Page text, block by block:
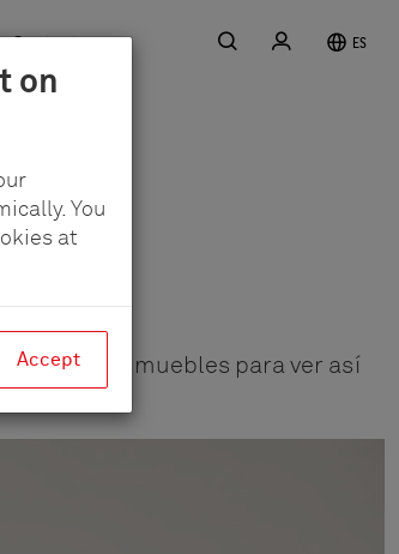
on
You
at
Accept
Contacto Buscar Acceder
ES
en muebles para ver así